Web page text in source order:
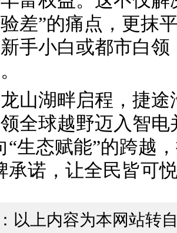
差”的痛点，更抹
手小白或都市白
山湖畔启程，捷
全球越野迈入智
“生态赋能”的跨越
承诺，让全民皆可
以上内容为本网站转